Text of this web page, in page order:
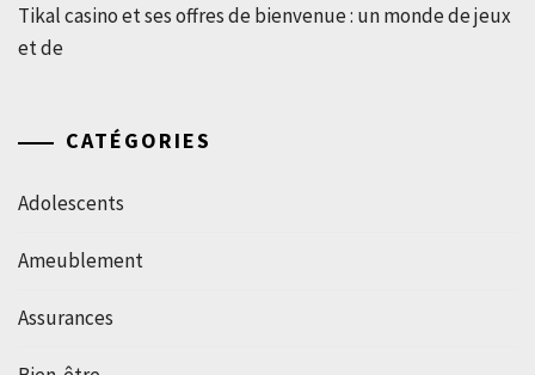
Tikal casino et ses offres de bienvenue : un monde de jeux
et de
CATÉGORIES
Adolescents
Ameublement
Assurances